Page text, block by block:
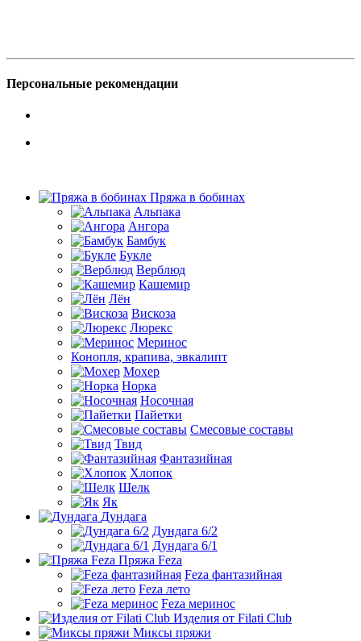
Персональные рекомендации
Пряжа в бобинах
Альпака
Ангора
Бамбук
Букле
Верблюд
Кашемир
Лён
Вискоза
Люрекс
Меринос
Конопля, крапива, эвкалипт
Мохер
Норка
Носочная
Пайетки
Смесовые составы
Твид
Фантазийная
Хлопок
Шелк
Як
Дундага
Дундага 6/2
Дундага 6/1
Пряжа Feza
Feza фантазийная
Feza лето
Feza меринос
Изделия от Filati Club
Миксы пряжи